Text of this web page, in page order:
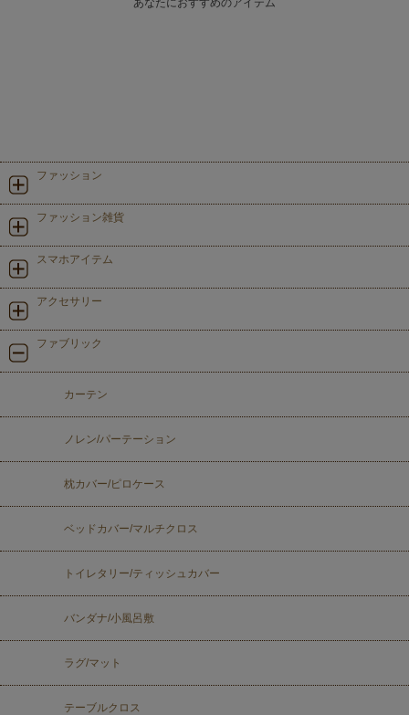
あなたにおすすめのアイテム
ファッション
ファッション雑貨
スマホアイテム
アクセサリー
ファブリック
カーテン
ノレン/パーテーション
枕カバー/ピロケース
ベッドカバー/マルチクロス
トイレタリー/ティッシュカバー
バンダナ/小風呂敷
ラグ/マット
テーブルクロス